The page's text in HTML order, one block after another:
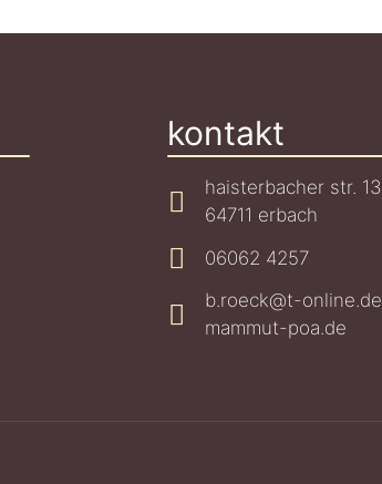
kontakt
haisterbacher str. 13
64711 erbach
06062 4257
b.roeck@t-online.de
mammut-poa.de